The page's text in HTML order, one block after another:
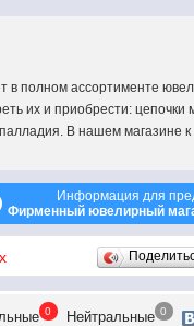
в полном ассортименте
их и приобрести: цепочки
В нашем магазине
Информация для
Фирменный ювелирный
0 Нейтральные 0